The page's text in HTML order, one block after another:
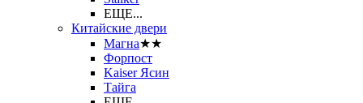
ЕЩЕ...
Китайские двери
Магна★★
Форпост
Kaiser Ясин
Тайга